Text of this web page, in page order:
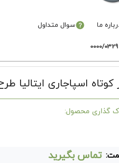
ما سوال متداول
کوتاه اسپاجاری ایتالیا طرح
گذاری محصول:
تماس بگیرید